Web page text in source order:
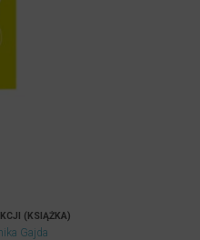
(KSIĄŻKA)
Gajda